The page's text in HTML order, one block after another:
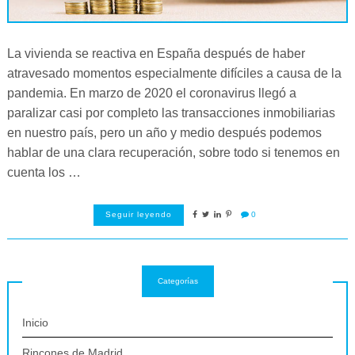
La vivienda se reactiva en España después de haber
atravesado momentos especialmente difíciles a causa de la
pandemia. En marzo de 2020 el coronavirus llegó a
paralizar casi por completo las transacciones inmobiliarias
en nuestro país, pero un año y medio después podemos
hablar de una clara recuperación, sobre todo si tenemos en
cuenta los …
Seguir leyendo 0
Categorías
Inicio